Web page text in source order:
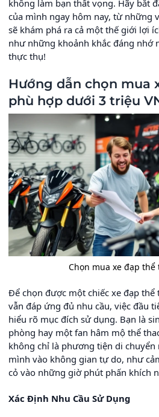
không làm bạn thất vọng. Hãy bắt
của mình ngay hôm nay, từ những
sẽ khám phá ra cả một thế giới lợi
như những khoảnh khắc đáng nhớ
thực thụ!
Hướng dẫn chọn mua
phù hợp dưới 3 triệu
Chọn mua xe đạp thể
Để chọn được một chiếc xe đạp
vẫn đáp ứng đủ nhu cầu, việc đầu
hiểu rõ mục đích sử dụng. Bạn là
phòng hay một fan hâm mộ thể
không chỉ là phương tiện di chuyển
mình vào không gian tự do, như
cỏ vào những giờ phút phấn khích
Xác Định Nhu Cầu Sử Dụng